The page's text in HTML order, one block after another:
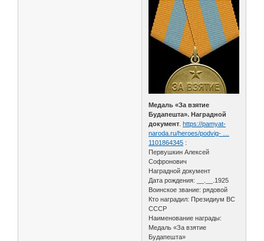
Медаль «За взятие
Будапешта». Наградной
документ .https://pamyat-
naroda.ru/heroes/podvig- …
1101864345 :
Первушкин Алексей
Софронович
Наградной документ
Дата рождения: __.__.1925
Воинское звание: рядовой
Кто наградил: Президиум ВС
СССР
Наименование награды:
Медаль «За взятие
Будапешта»